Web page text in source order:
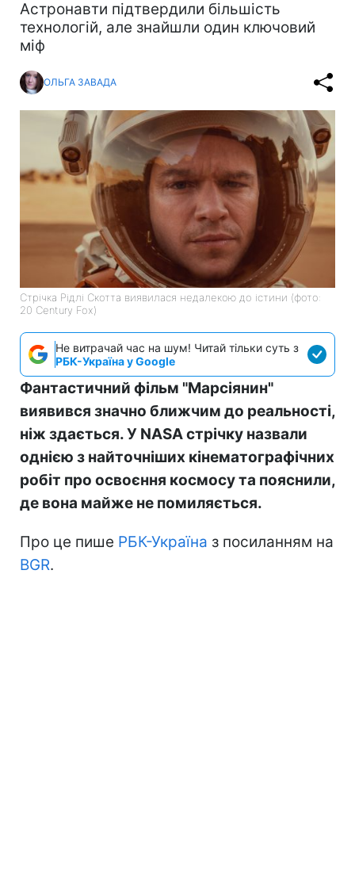
Астронавти підтвердили більшість
технологій, але знайшли один ключовий
міф
ОЛЬГА ЗАВАДА
Стрічка Рідлі Скотта виявилася недалекою до істини (фото:
20 Century Fox)
Не витрачай час на шум! Читай тільки суть з
РБК-Україна у Google
Фантастичний фільм "Марсіянин"
виявився значно ближчим до реальності,
ніж здається. У NASA стрічку назвали
однією з найточніших кінематографічних
робіт про освоєння космосу та пояснили,
де вона майже не помиляється.
Про це пише РБК-Україна з посиланням на
BGR.